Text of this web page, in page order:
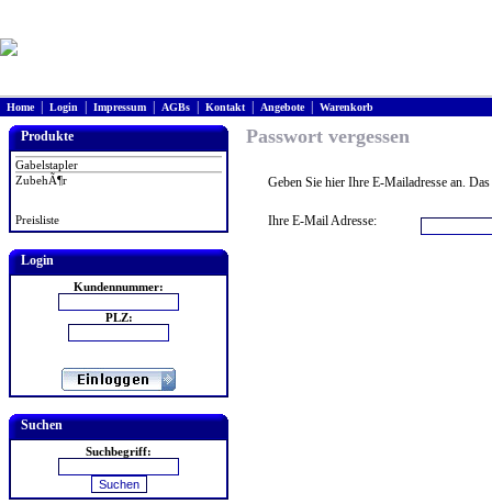
Home| Login Impressum AGBs Kontakt| Angebote| Warenkorb
Produkte
Gabelstapler
ZubehÃ¶r
Preisliste
Login
Kundennummer:
PLZ:
Suchen
Suchbegriff:
Passwort vergessen
Geben Sie hier Ihre E-Mailadresse an.
Ihre E-Mail Adresse: